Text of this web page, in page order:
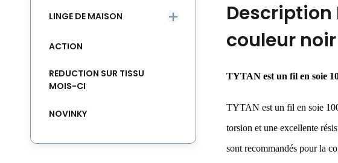
Description
couleur noir
TYTAN est un fil en soie
TYTAN estun fil en soie
torsion et une excellente
sont recommandés pour la
LINGE DE MAISON
ACTION
REDUCTION SUR TISSU
MOIS-CI
NOVINKY